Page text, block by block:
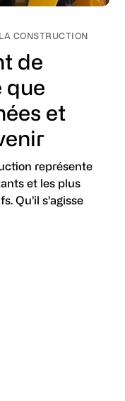
LA CONSTRUCTION
de
que
et
représente
et les plus
Qu’il s’agisse